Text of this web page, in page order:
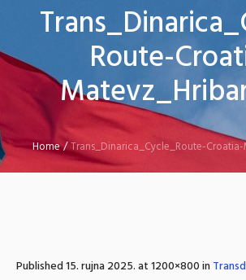
Route-
Home/Trans_Dinarica_Cycle_Route-
Published15. rujna 2025.at 1200×800 in